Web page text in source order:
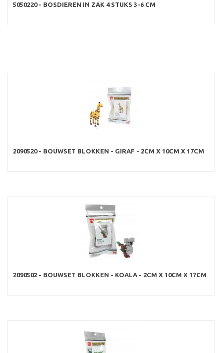
5050220 - BOSDIEREN IN ZAK 4 STUKS 3-6 CM
2090520 - BOUWSET BLOKKEN - GIRAF - 2CM X 10CM X 17CM
2090502 - BOUWSET BLOKKEN - KOALA - 2CM X 10CM X 17CM